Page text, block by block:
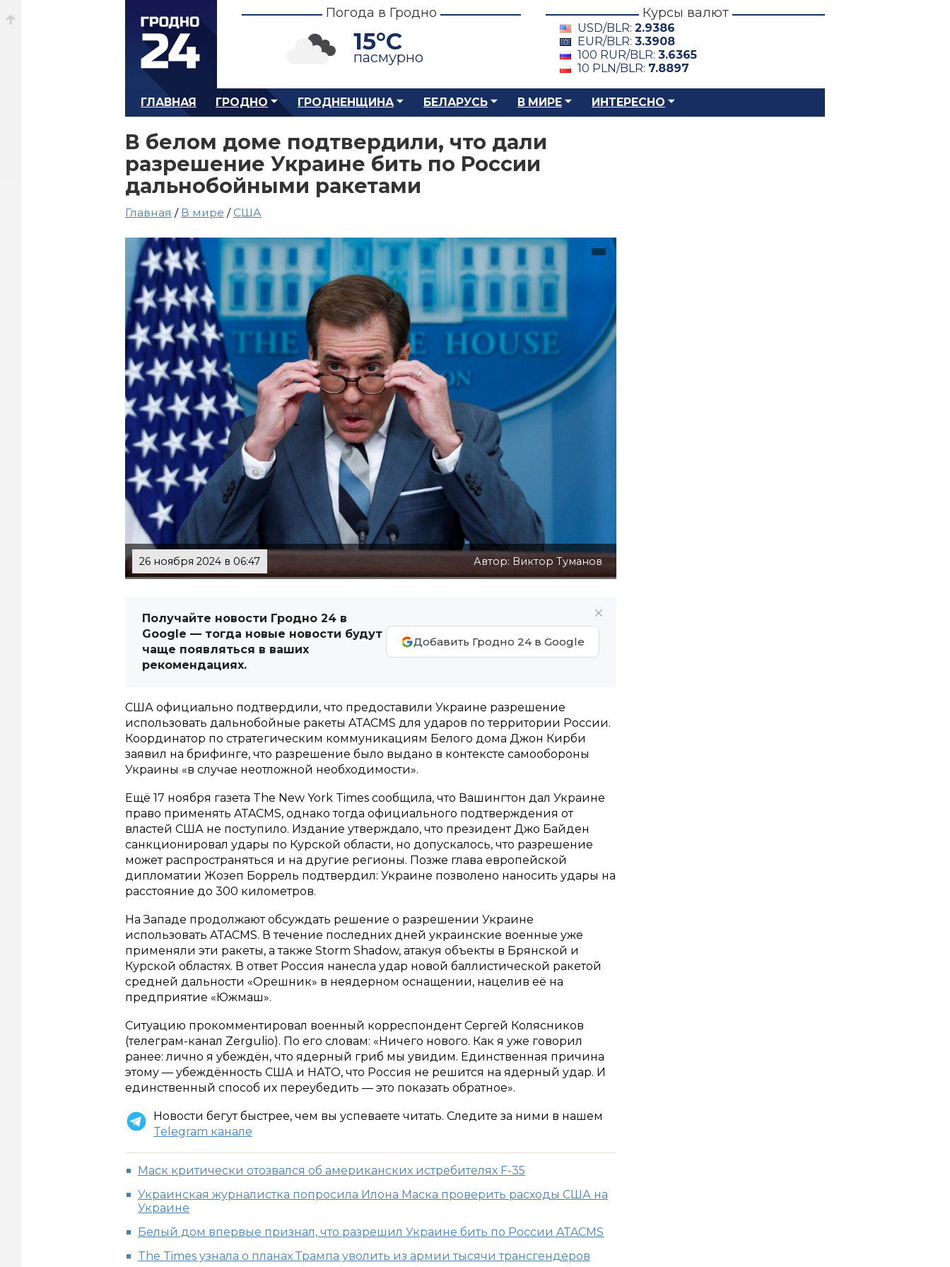
Погода в Гродно
15°C
пасмурно
Курсы валют
USD/BLR: 2.9386
EUR/BLR: 3.3908
100 RUR/BLR: 3.6365
10 PLN/BLR: 7.8897
ГЛАВНАЯ ГРОДНО ГРОДНЕНЩИНА БЕЛАРУСЬ В МИРЕ ИНТЕРЕСНО
В белом доме подтвердили, что дали
разрешение Украине бить по России
дальнобойными ракетами
Главная / В мире /США
26 ноября 2024 в 06:47 Автор: Виктор Туманов
Получайте новости Гродно 24 в
Google — тогда новые новости будут
чаще появляться в ваших
рекомендациях.
Добавить Гродно 24 в Google
США официально подтвердили, что предоставили Украине разрешение
использовать дальнобойные ракеты ATACMS для ударов по территории России.
Координатор по стратегическим коммуникациям Белого дома Джон Кирби
заявил на брифинге, что разрешение было выдано в контексте самообороны
Украины «в случае неотложной необходимости».
Ещё 17 ноября газета The New York Times сообщила, что Вашингтон дал Украине
право применять ATACMS, однако тогда официального подтверждения от
властей США не поступило. Издание утверждало, что президент Джо Байден
санкционировал удары по Курской области, но допускалось, что разрешение
может распространяться и на другие регионы. Позже глава европейской
дипломатии Жозеп Боррель подтвердил: Украине позволено наносить удары на
расстояние до 300 километров.
На Западе продолжают обсуждать решение о разрешении Украине
использовать ATACMS. В течение последних дней украинские военные уже
применяли эти ракеты, а также Storm Shadow, атакуя объекты в Брянской и
Курской областях. В ответ Россия нанесла удар новой баллистической ракетой
средней дальности «Орешник» в неядерном оснащении, нацелив её на
предприятие «Южмаш».
Ситуацию прокомментировал военный корреспондент Сергей Колясников
(телеграм-канал Zergulio). По его словам: «Ничего нового. Как я уже говорил
ранее: лично я убеждён, что ядерный гриб мы увидим. Единственная причина
этому — убеждённость США и НАТО, что Россия не решится на ядерный удар. И
единственный способ их переубедить — это показать обратное».
Новости бегут быстрее, чем вы успеваете читать. Следите за ними в нашем
Telegram канале
Маск критически отозвался об американских истребителях F-35
Украинская журналистка попросила Илона Маска проверить расходы США на
Украине
Белый дом впервые признал, что разрешил Украине бить по России ATACMS
The Times узнала о планах Трампа уволить из армии тысячи трансгендеров